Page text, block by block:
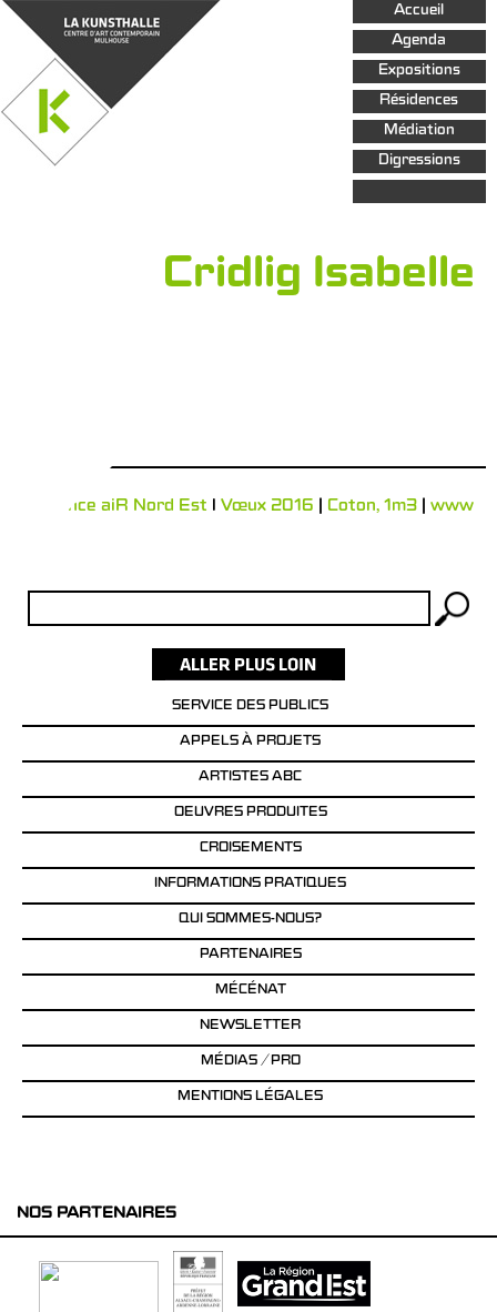
Aller au
contenu
principal
Accueil
Agenda
Expositions
Résidences
Médiation
Digressions
Cridlig Isabelle
Résidence aiR Nord Est l Vœux 2016 Coton, 1m3 www
SERVICE DES PUBLICS
APPELS À PROJETS
ARTISTES ABC
OEUVRES PRODUITES
CROISEMENTS
INFORMATIONS PRATIQUES
QUI SOMMES-NOUS?
PARTENAIRES
MÉCÉNAT
NEWSLETTER
MÉDIAS / PRO
MENTIONS LÉGALES
NOS PARTENAIRES